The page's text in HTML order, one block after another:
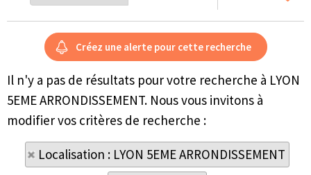
Il n'y a pas de résultats pour votre recherche à LYON
5EME ARRONDISSEMENT. Nous vous invitons à
modifier vos critères de recherche :
Localisation : LYON 5EME ARRONDISSEMENT